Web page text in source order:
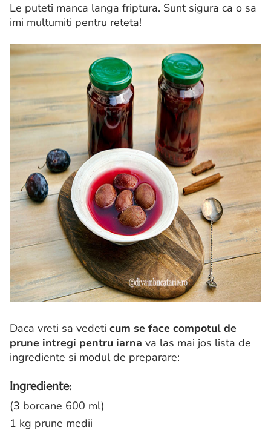
Le puteti manca langa friptura. Sunt sigura ca o sa
imi multumiti pentru reteta!
Daca vreti sa vedeti cum se face compotul de
prune intregi pentru iarna va las mai jos lista de
ingrediente si modul de preparare:
Ingrediente:
(3 borcane 600 ml)
1 kg prune medii